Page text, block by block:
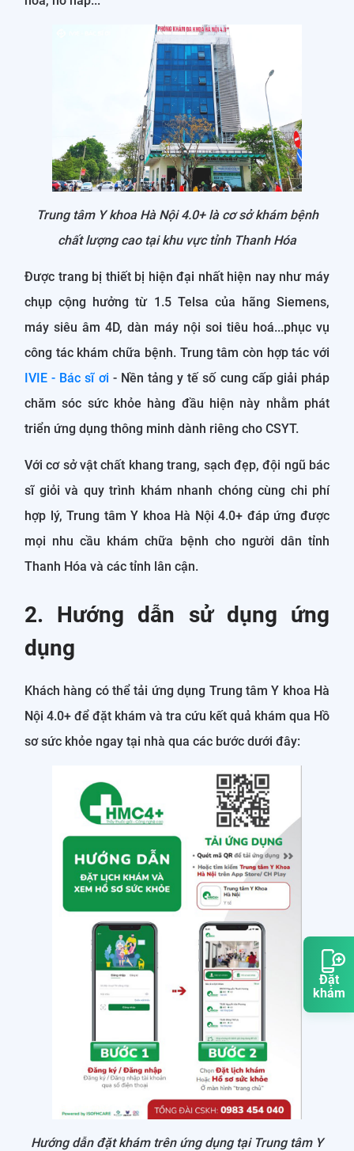
Đặt
khám
Trung tâm Y khoa Hà Nội 4.0+ là cơ sở khám bệnh
chất lượng cao tại khu vực tỉnh Thanh Hóa
Được trang bị thiết bị hiện đại nhất hiện nay như máy
chụp cộng hưởng từ 1.5 Telsa của hãng Siemens,
máy siêu âm 4D, dàn máy nội soi tiêu hoá...phục vụ
công tác khám chữa bệnh. Trung tâm còn hợp tác với
IVIE - Bác sĩ ơi - Nền tảng y tế số cung cấp giải pháp
chăm sóc sức khỏe hàng đầu hiện này nhằm phát
triển ứng dụng thông minh dành riêng cho CSYT.
Với cơ sở vật chất khang trang, sạch đẹp, đội ngũ bác
sĩ giỏi và quy trình khám nhanh chóng cùng chi phí
hợp lý, Trung tâm Y khoa Hà Nội 4.0+ đáp ứng được
mọi nhu cầu khám chữa bệnh cho người dân tỉnh
Thanh Hóa và các tỉnh lân cận.
2. Hướng dẫn sử dụng ứng
dụng
Khách hàng có thể tải ứng dụng Trung tâm Y khoa Hà
Nội 4.0+ để đặt khám và tra cứu kết quả khám qua Hồ
sơ sức khỏe ngay tại nhà qua các bước dưới đây:
Hướng dẫn đặt khám trên ứng dụng tại Trung tâm Y